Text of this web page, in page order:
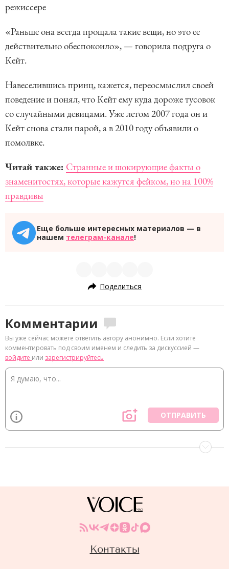
режиссере
«Раньше она всегда прощала такие вещи, но это ее
действительно обеспокоило», — говорила подруга о
Кейт.
Навеселившись принц, кажется, переосмыслил своей
поведение и понял, что Кейт ему куда дороже тусовок
со случайными девицами. Уже летом 2007 года он и
Кейт снова стали парой, а в 2010 году объявили о
помолвке.
Читай также: Странные и шокирующие факты о
знаменитостях, которые кажутся фейком, но на 100%
правдивы
Еще больше интересных материалов — в
нашем телеграм-канале!
Поделиться
Комментарии
Вы уже сейчас можете ответить автору анонимно. Если хотите
комментировать под своим именем и следить за дискуссией —
войдите или зарегистрируйтесь
ОТПРАВИТЬ
Контакты